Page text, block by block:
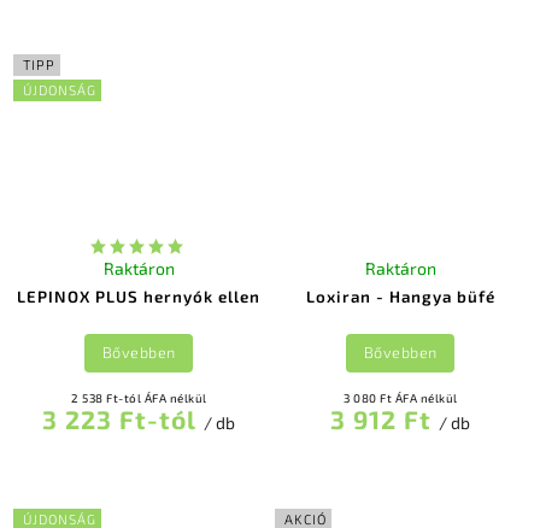
TIPP
ÚJDONSÁG
LEPINOX PLUS hernyók ellen
Raktáron
2 538 Ft-tól ÁFA nélkül
3 223 Ft-tól / db
Bővebben
Loxiran - Hangya büfé
Raktáron
3 080 Ft ÁFA nélkül
3 912 Ft / db
Bővebben
ÚJDONSÁG AKCIÓ